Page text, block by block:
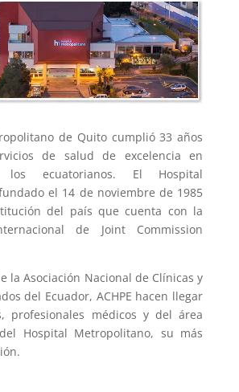
de Quito cumplió 33 años
de salud de excelencia en
ecuatorianos. El Hospital
el 14 de noviembre de 1985
del país que cuenta con la
de Joint
Commission
la Asociación Nacional de Clínicas y
del Ecuador, ACHPE hacen llegar
profesionales médicos y del área
Hospital Metropolitano, su más